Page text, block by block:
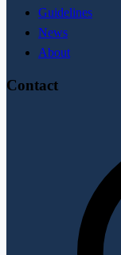
Guidelines
News
About
Contact